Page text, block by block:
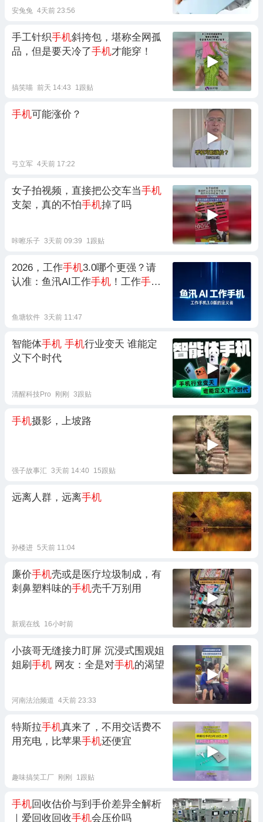
安兔兔 4天前 23:56
手工针织手机斜挎包，堪称全网孤
品，但是要天冷了手机才能穿！
搞笑喵 前天 14:43 1跟贴
手机可能涨价？
弓立军 4天前 17:22
女子拍视频，直接把公交车当手机
支架，真的不怕手机掉了吗
咔嚓乐子 3天前 09:39 1跟贴
2026，工作手机3.0哪个更强？请
认准：鱼汛AI工作手机 ！工作手机
鱼塘软件 3天前 11:47
智能体手机 手机行业变天 谁能定
义下个时代
清醒科技Pro 刚刚 3跟贴
手机摄影，上坡路
强子故事汇 3天前 14:40 15跟贴
远离人群，远离手机
孙楼进 5天前 11:04
廉价手机壳或是医疗垃圾制成，有
刺鼻塑料味的手机壳千万别用
新观在线 16小时前
小孩哥无缝接力盯屏 沉浸式围观姐
姐刷 手机 网友：全是对手机的渴望
河南法治频道 4天前 23:33
特斯拉手机真来了，不用交话费不
用充电，比苹果手机还便宜
趣味搞笑工厂 刚刚 1跟贴
手机回收估价与到手价差异全解析
｜爱回收回收手机会压价吗